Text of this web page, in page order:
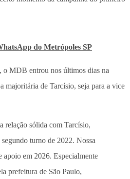
do Metrópoles SP
o MDB entrou nos últimos dias na
majoritária de Tarcísio, seja para a vice
relação sólida com Tarcísio,
turno de 2022. Nossa
apoio em 2026. Especialmente
prefeitura de São Paulo,